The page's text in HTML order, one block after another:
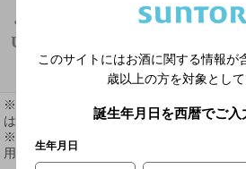
ぐるなび
URL
http://r.gnavi.co.jp/
オリジナルサイト
※ 掲載されている情報は最新の内容と異
はお店にお問い合わせください。
※ 掲載されているリンク等の外部コンテ
用ください。
このサイトにはお酒に関する情報が
歳以上の方を対象として
誕生年月日を西暦でご入
生年月日